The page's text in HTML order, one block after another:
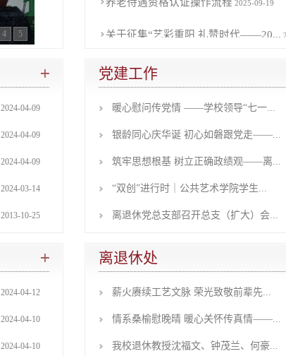
4 5
关于2014年10月及以后退休的人员可...
2024-04-09
2024-04-09
2024-04-09
2024-03-14
2013-10-25
党建工作
暖心慰问传党情 ——学校领导“七一...
银龄同心庆华诞 初心如磐跟党走——...
筑牢思想根基 树立正确政绩观——离...
“双创”进行时｜公共艺术学院学生...
离退休党总支部召开总支（扩大）会...
2024-04-12
2024-04-10
2024-04-10
离退休处
薪火赓续工艺文脉 荣光致敬前辈先...
情系桑榆慰晚晴 暖心关怀传真情——...
我校退休教授沈福文、钟茂兰、何豪...